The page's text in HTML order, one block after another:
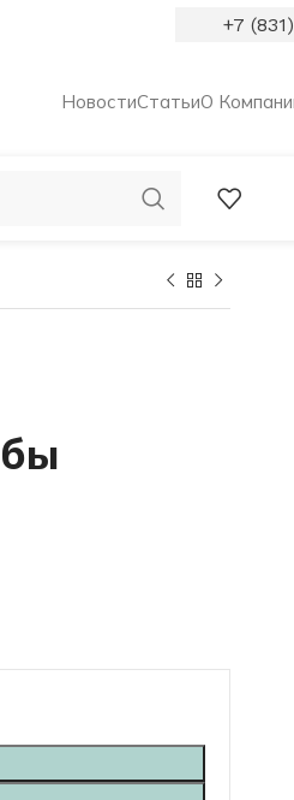
+7
НовостиСтатьиО
КОЛЬЦА С